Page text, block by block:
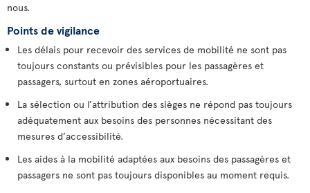
nous.
Points de vigilance
Les délais pour recevoir des services de mobilité ne sont pas
toujours constants ou prévisibles pour les passagères et
passagers, surtout en zones aéroportuaires.
La sélection ou l’attribution des sièges ne répond pas toujours
adéquatement aux besoins des personnes nécessitant des
mesures d’accessibilité.
Les aides à la mobilité adaptées aux besoins des passagères et
passagers ne sont pas toujours disponibles au moment requis.